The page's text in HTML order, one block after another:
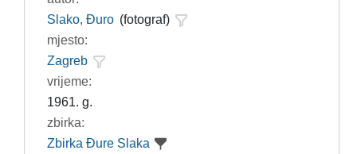
Slako, Đuro (fotograf)
mjesto:
Zagreb
vrijeme:
1961. g.
zbirka:
Zbirka Đure Slaka